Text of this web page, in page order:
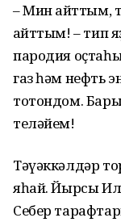
– Мин ҡайттым,
ҡайттым! – тип
пародия
газ һәм нефть
тотондом.
теләйем!
Тәүәккәлдәр
яһай. Йырсы
Себер